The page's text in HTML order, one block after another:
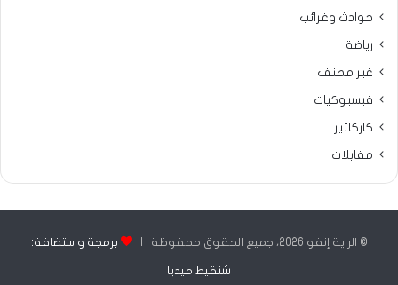
حوادث وغرائب
رياضة
غير مصنف
فيسبوكيات
كاركاتير
مقابلات
© الراية إنفو 2026، جميع الحقوق محفوظة | برمجة واستضافة:
شنقيط ميديا